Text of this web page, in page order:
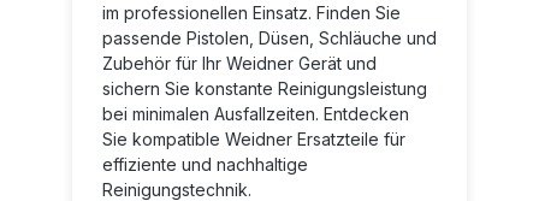
im professionellen Einsatz. Finden Sie
passende Pistolen, Düsen, Schläuche und
Zubehör für Ihr Weidner Gerät und
sichern Sie konstante Reinigungsleistung
bei minimalen Ausfallzeiten. Entdecken
Sie kompatible Weidner Ersatzteile für
effiziente und nachhaltige
Reinigungstechnik.